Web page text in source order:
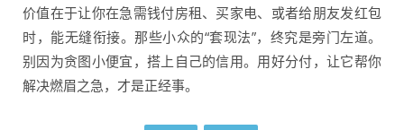
价值在于让你在急需钱付房租、买家电、或者给朋友发红包
时，能无缝衔接。那些小众的“套现法”，终究是旁门左道。
别因为贪图小便宜，搭上自己的信用。用好分付，让它帮你
解决燃眉之急，才是正经事。